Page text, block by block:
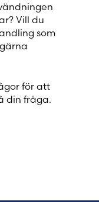
Vill du
som
för att
din fråga.